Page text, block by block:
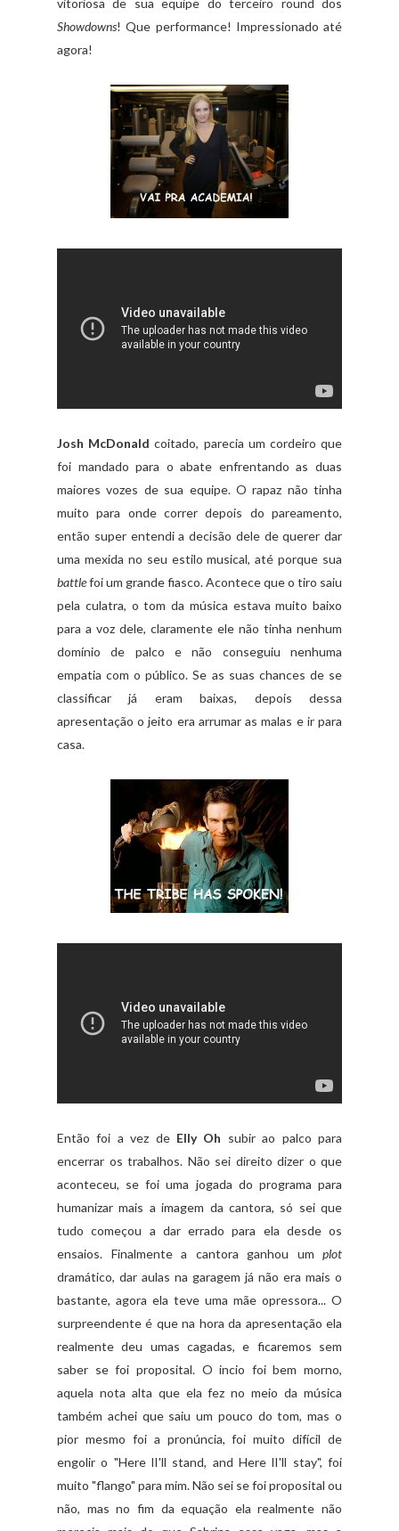
vitoriosa de sua equipe do terceiro round dos
Showdowns! Que performance! Impressionado até
agora!
Josh McDonald coitado, parecia um cordeiro que
foi mandado para o abate enfrentando as duas
maiores vozes de sua equipe. O rapaz não tinha
muito para onde correr depois do pareamento,
então super entendi a decisão dele de querer dar
uma mexida no seu estilo musical, até porque sua
battlefoi um grande fiasco. Acontece que o tiro saiu
pela culatra, o tom da música estava muito baixo
para a voz dele, claramente ele não tinha nenhum
domínio de palco e não conseguiu nenhuma
empatia com o público. Se as suas chances de se
classificar já eram baixas, depois dessa
apresentação o jeito era arrumar as malas e ir para
casa.
Então foi a vez de Elly Oh subir ao palco para
encerrar os trabalhos. Não sei direito dizer o que
aconteceu, se foi uma jogada do programa para
humanizar mais a imagem da cantora, só sei que
tudo começou a dar errado para ela desde os
ensaios. Finalmente a cantora ganhou um plot
dramático, dar aulas na garagem já não era mais o
bastante, agora ela teve uma mãe opressora... O
surpreendente é que na hora da apresentação ela
realmente deu umas cagadas, e ficaremos sem
saber se foi proposital. O incio foi bem morno,
aquela nota alta que ela fez no meio da música
também achei que saiu um pouco do tom, mas o
pior mesmo foi a pronúncia, foi muito difícil de
engolir o "Here lI'll stand, and Here lI'll stay", foi
muito "flango" para mim. Não sei se foi proposital ou
não, mas no fim da equação ela realmente não